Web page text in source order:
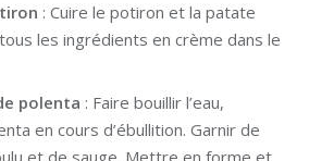
: Cuire le potiron et la patate
les ingrédients en crème dans le
polenta : Faire bouillir l’eau,
en cours d’ébullition. Garnir de